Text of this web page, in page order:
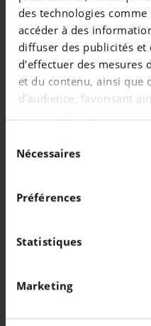
des technologies
accéder à des
diffuser des publicités et
d'effectuer des mesures
et du contenu, ainsi que
d’audience, favorisant
services. Vous avez le
retirer votre
consultant la
Collecter des
géographique qui
Identifier votre
duNécessaires
Préférences
Statistiques
Marketing
73.718 EUR|10.500 km
121.999 EUR